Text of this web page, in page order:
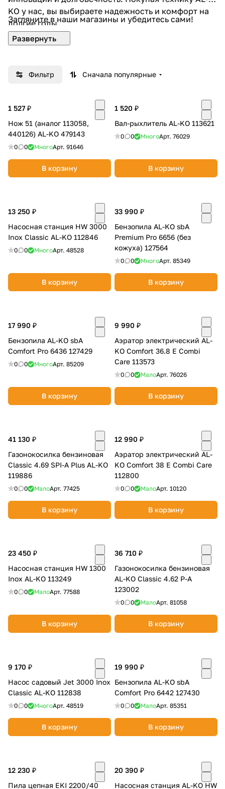
KO у нас, вы выбираете надежность и комфорт на
долгие годы.
Загляните в наши магазины и убедитесь сами!
Фильтр Сначала популярные
1 527 ₽
Нож 51 (аналог 113058,
440126) AL-KO 479143
0 0 МногоАрт. 91646
В корзину
1 520 ₽
Вал-рыхлитель AL-KO 113621
0 0 МногоАрт. 76029
В корзину
13 250 ₽
Насосная станция HW 3000
Inox Classic AL-KO 112846
0 0 МногоАрт. 48528
В корзину
33 990 ₽
Бензопила AL-KO sbA
Premium Pro 6656 (без
кожуха) 127564
0 0 МногоАрт. 85349
В корзину
17 990 ₽
Бензопила AL-KO sbA
Comfort Pro 6436 127429
0 0 МногоАрт. 85209
В корзину
9 990 ₽
Аэратор электрический AL-
KO Comfort 36.8 E Combi
Care 113573
0 0 МалоАрт. 76026
В корзину
41 130 ₽
Газонокосилка бензиновая
Classic 4.69 SPI-A Plus AL-KO
119886
0 0 МалоАрт. 77425
В корзину
12 990 ₽
Аэратор электрический AL-
KO Comfort 38 E Combi Care
112800
0 0 МалоАрт. 10120
В корзину
23 450 ₽
Насосная станция HW 1300
Inox AL-KO 113249
0 0 МалоАрт. 77588
В корзину
36 710 ₽
Газонокосилка бензиновая
AL-KO Classic 4.62 P-A
123002
0 0 МалоАрт. 81058
В корзину
9 170 ₽
Насос садовый Jet 3000 Inox
Classic AL-KO 112838
0 0 МногоАрт. 48519
В корзину
19 990 ₽
Бензопила AL-KO sbA
Comfort Pro 6442 127430
0 0 МалоАрт. 85351
В корзину
12 230 ₽
Пила цепная EKI 2200/40
20 390 ₽
Насосная станция AL-KO HW